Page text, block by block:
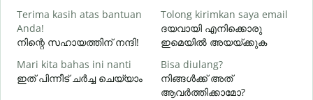
Terima kasih atas bantuan
Anda!
നിന്റെ സഹായത്തിന് നന്ദി!
Tolong kirimkan saya email
ദയവായി എനിക്കൊരു
ഇമെയിൽ അയയ്ക്കുക
Mari kita bahas ini nanti
ഇത് പിന്നീട് ചർച്ച ചെയ്യാം
Bisa diulang?
നിങ്ങൾക്ക് അത്
ആവർത്തിക്കാമോ?